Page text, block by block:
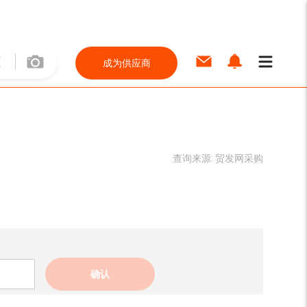
成为供应商
查询来源: 贸发网采购
确认